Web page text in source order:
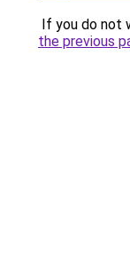
If you do not
the previous